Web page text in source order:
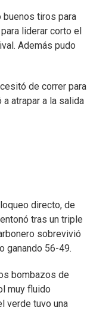
buenos tiros para
liderar corto el
Además pudo
de correr para
atrapar a la salida
directo, de
tras un triple
sobrevivió
ganando 56-49.
bombazos de
muy fluido
verde tuvo una